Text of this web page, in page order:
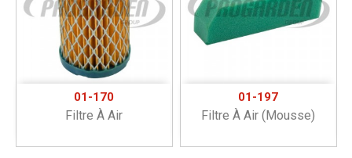
01-170
Filtre À Air
01-197
Filtre À Air (mousse)